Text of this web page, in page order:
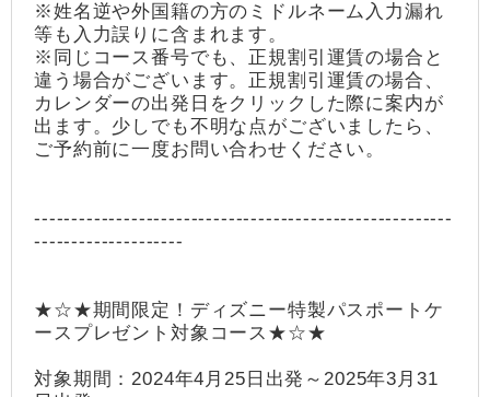
※姓名逆や外国籍の方のミドルネーム入力漏れ
等も入力誤りに含まれます。
※同じコース番号でも、正規割引運賃の場合と
違う場合がございます。正規割引運賃の場合、
カレンダーの出発日をクリックした際に案内が
出ます。少しでも不明な点がございましたら、
ご予約前に一度お問い合わせください。
--------------------------------------------------------
--------------------
★☆★期間限定！ディズニー特製パスポートケ
ースプレゼント対象コース★☆★
対象期間：2024年4月25日出発～2025年3月31